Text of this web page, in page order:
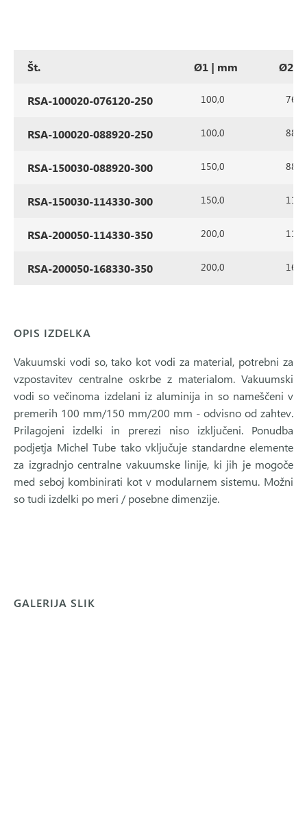
Št. Ø1 | mm Ø2 |
RSA-100020-076120-250 100,0 76,1
RSA-100020-088920-250 100,0 88,9
RSA-150030-088920-300 150,0 88,9
RSA-150030-114330-300 150,0
RSA-200050-114330-350 200,0
RSA-200050-168330-350 200,0
OPIS IZDELKA
Vakuumski vodi so, tako kot vodi za material, potrebni za
vzpostavitev centralne oskrbe z materialom. Vakuumski
vodi so večinoma izdelani iz aluminija in so nameščeni v
premerih 100 mm/150 mm/200 mm - odvisno od zahtev.
Prilagojeni izdelki in prerezi niso izključeni. Ponudba
podjetja Michel Tube tako vključuje standardne elemente
za izgradnjo centralne vakuumske linije, ki jih je mogoče
med seboj kombinirati kot v modularnem sistemu. Možni
so tudi izdelki po meri / posebne dimenzije.
GALERIJA SLIK